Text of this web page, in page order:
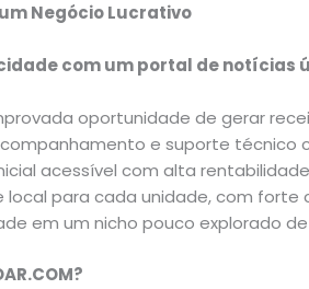
Negócio Lucrativo
com um portal de notícias
oportunidade de gerar
e suporte técnico
acessível com alta
local para cada unidade, com forte
em um nicho pouco explorado